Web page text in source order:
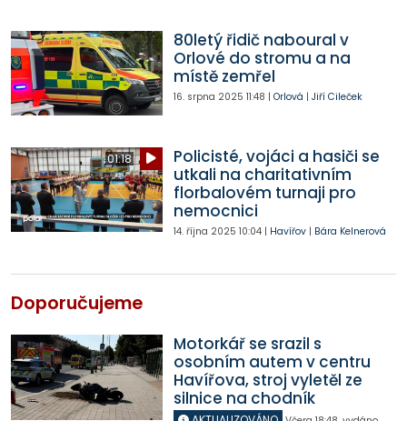
80letý řidič naboural v
Orlové do stromu a na
místě zemřel
16. srpna 2025 11:48 | Orlová | Jiří Cileček
01:18
Policisté, vojáci a hasiči se
utkali na charitativním
florbalovém turnaji pro
nemocnici
14. října 2025 10:04| Havířov| Bára Kelnerová
Doporučujeme
Motorkář se srazil s
osobním autem v centru
Havířova, stroj vyletěl ze
silnice na chodník